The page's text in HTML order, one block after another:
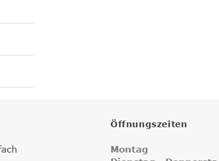
Öffnungszeiten
Montag